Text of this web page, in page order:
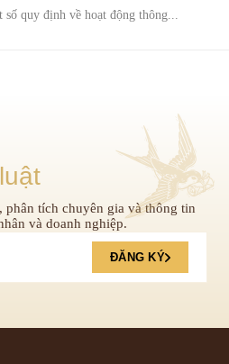
số quy định về hoạt động thông...
phân tích chuyên gia và thông tin
và doanh nghiệp.
ĐĂNG KÝ